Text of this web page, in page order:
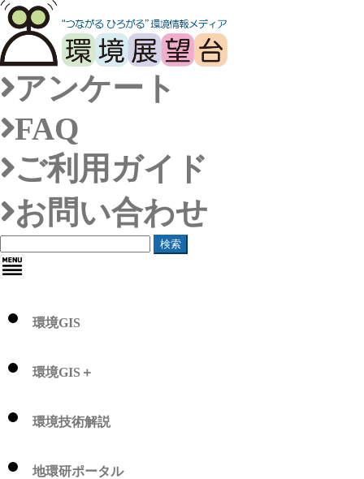
アンケート
FAQ
ご利用ガイド
お問い合わせ
検索
環境GIS
環境GIS＋
環境技術解説
地環研ポータル